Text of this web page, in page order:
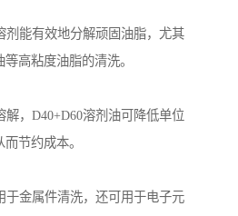
剂能有效地分解顽固油脂，尤其
高粘度油脂的清洗。
，D40+D60溶剂油可降低单位
节约成本。
于金属件清洗，还可用于电子元